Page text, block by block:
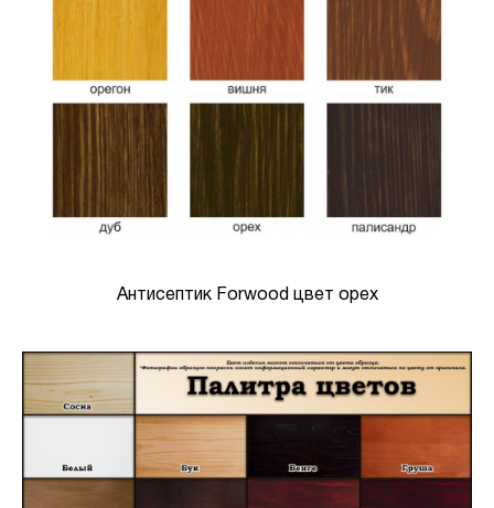
Антисептик Forwood цвет орех